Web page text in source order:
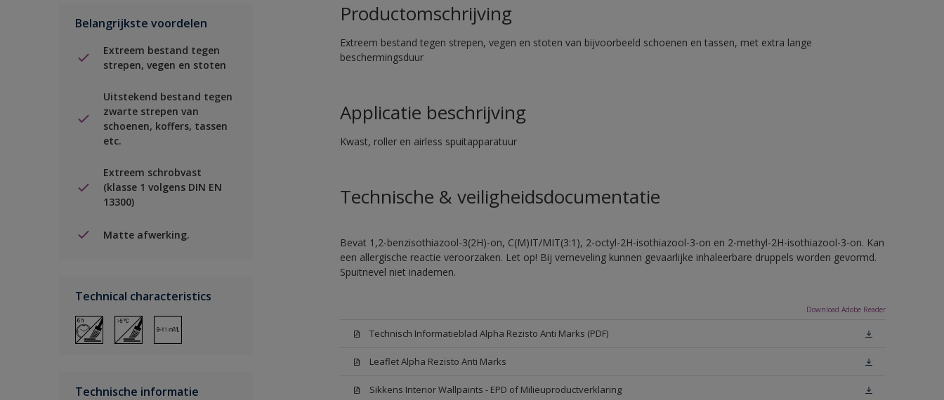
Belangrijkste voordelen
Extreem bestand tegen
strepen, vegen en stoten
Uitstekend bestand tegen
zwarte strepen van
schoenen, koffers, tassen
etc.
Extreem schrobvast
(klasse 1 volgens DIN EN
13300)
Matte afwerking.
Technical characteristics
Technische informatie
Productomschrijving
Extreem bestand tegen strepen, vegen en stoten van bijvoorbeeld schoenen en tassen, met extra lange
beschermingsduur
Applicatie beschrijving
Kwast, roller en airless spuitapparatuur
Technische & veiligheidsdocumentatie
Bevat 1,2-benzisothiazool-3(2H)-on, C(M)IT/MIT(3:1), 2-octyl-2H-isothiazool-3-on en 2-methyl-2H-isothiazool-3-on. Kan
een allergische reactie veroorzaken. Let op! Bij verneveling kunnen gevaarlijke inhaleerbare druppels worden gevormd.
Spuitnevel niet inademen.
Download Adobe Reader
Technisch Informatieblad Alpha Rezisto Anti Marks (PDF)
Leaflet Alpha Rezisto Anti Marks
Sikkens Interior Wallpaints - EPD of Milieuproductverklaring